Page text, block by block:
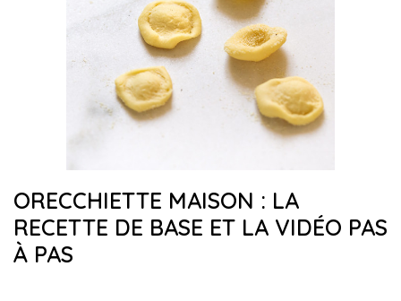
ORECCHIETTE MAISON : LA
RECETTE DE BASE ET LA VIDÉO PAS
À PAS